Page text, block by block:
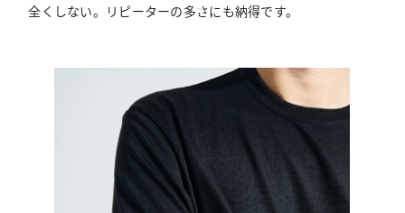
全くしない。リピーターの多さにも納得です。